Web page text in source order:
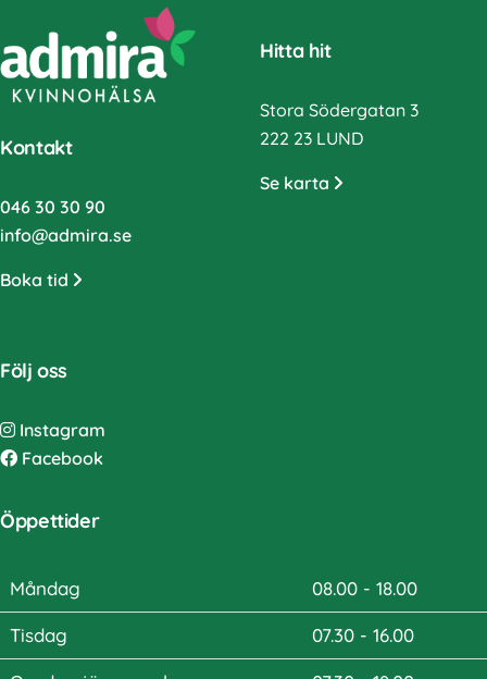
Kontakt
046 30 30 90
info@admira.se
Boka tid
Hitta hit
Stora Södergatan 3
222 23 LUND
Se karta
Följ oss
Instagram
Facebook
Öppettider
Måndag 08.00 - 18.00
Tisdag 07.30 - 16.00